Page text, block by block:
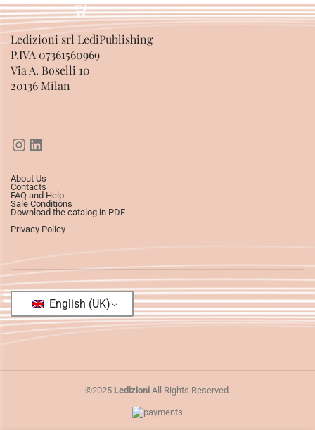
Ledizioni srl LediPublishing
P.IVA 07361560969
Via A. Boselli 10
20136 Milan
About Us
Contacts
FAQ and Help
Sale Conditions
Download the catalog in PDF
Privacy Policy
English (UK)
©2025 LedizioniAll Rights Reserved.